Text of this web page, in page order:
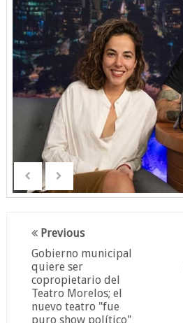
Previous
Gobierno municipal
quiere ser
copropietario del
Teatro Morelos; el
nuevo teatro "fue
puro show político"